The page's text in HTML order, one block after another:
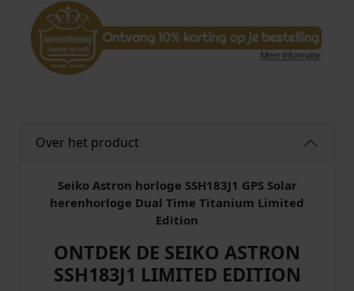
Over het product
Seiko Astron horloge SSH183J1 GPS Solar
herenhorloge Dual Time Titanium Limited
Edition
ONTDEK DE SEIKO ASTRON
SSH183J1 LIMITED EDITION